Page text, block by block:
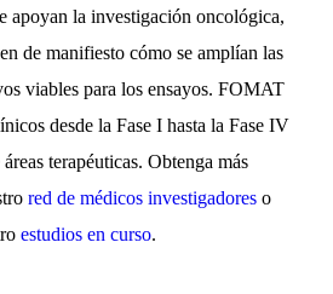
apoyan la investigación oncológica,
de manifiesto cómo se amplían las
viables para los ensayos. FOMAT
desde la Fase I hasta la Fase IV
terapéuticas. Obtenga más
red de médicos investigadores o
estudios en curso.